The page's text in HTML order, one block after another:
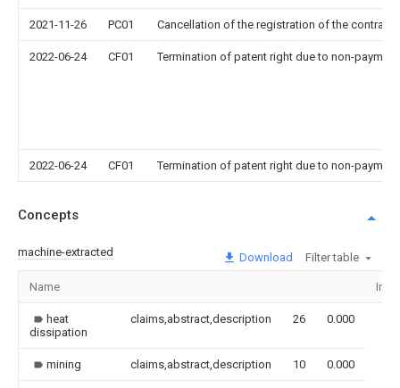
2021-11-26 PC01 Cancellation of the registration of the
2022-06-24 CF01 Termination of patent right due to non-
2022-06-24 CF01 Termination of patent right due to non-
Concepts
machine-extracted Download Filter table
Name
heat
dissipation
claims,abstract,description 26 0.000
mining claims,abstract,description 10 0.000